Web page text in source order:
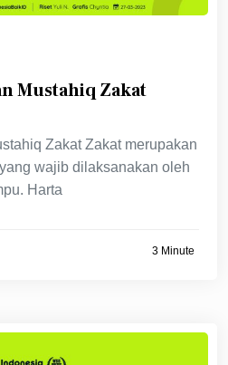
Mustahiq Zakat
Zakat Zakat merupakan
wajib dilaksanakan oleh
Harta
3 Minute